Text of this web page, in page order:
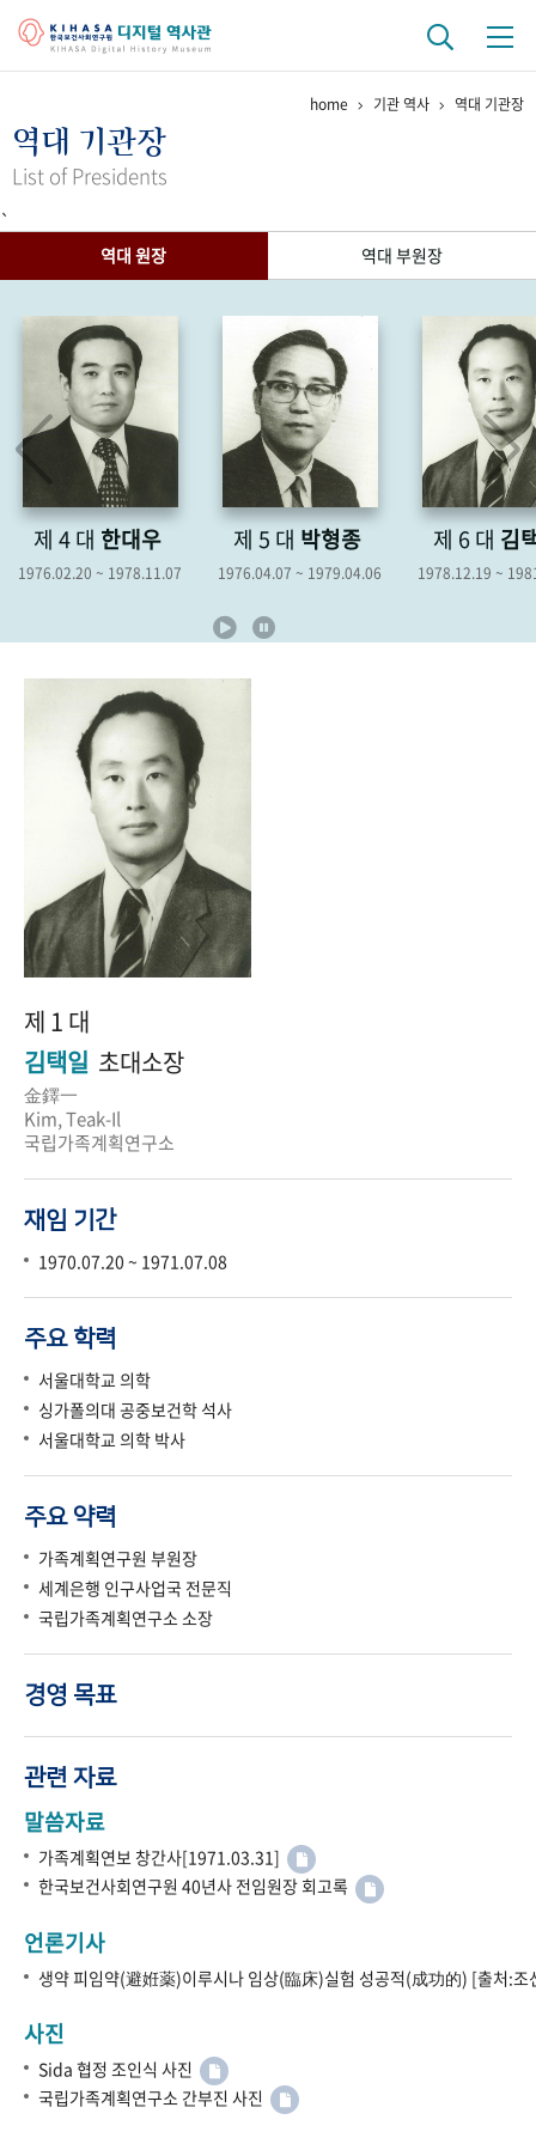
걸어온 길 기관 변천사
연구 역사
정책과 연구 키워드로 보는 연구 역사
연구자들
기록물 아카이브
사진 아카이브 문서 기록물 행정박물
50+1주년 기념
성과 50선 숫자로 보는 50년 50 +1주년 광장
세계와 함께 한 KIHASA
home 기관 역사 역대 기관장
역대 기관장
List of Presidents
`
역대 원장
역대 부원장
제 4 대 한대우
1976.02.20 ~ 1978.11.07
제 5 대 박형종
1976.04.07 ~ 1979.04.06
제 6 대 김
1978.12.19 ~
제 1 대
김택일 초대소장
金鐸一
Kim, Teak-Il
국립가족계획연구소
재임 기간
1970.07.20 ~ 1971.07.08
주요 학력
서울대학교 의학
싱가폴의대 공중보건학 석사
서울대학교 의학 박사
주요 약력
가족계획연구원 부원장
세계은행 인구사업국 전문직
국립가족계획연구소 소장
경영 목표
관련 자료
말씀자료
가족계획연보 창간사[1971.03.31]
한국보건사회연구원 40년사 전임원장 회고록
언론기사
생약 피임약(避姙薬)이루시나 임상(臨床)실험 성공적(成功的) [출처:
사진
Sida 협정 조인식 사진
국립가족계획연구소 간부진 사진